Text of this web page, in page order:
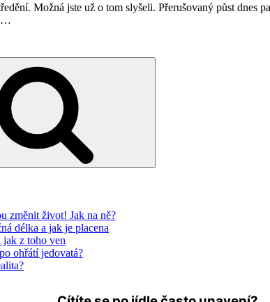
Možná jste už o tom slyšeli. Přerušovaný půst
…
změnit život! Jak na ně?
délka a jak je placena
z toho ven
ohřátí jedovatá?